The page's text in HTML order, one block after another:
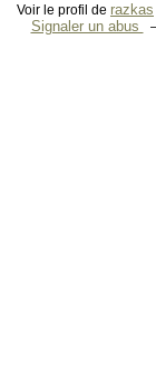
Voir le profil de razkas
Signaler un abus